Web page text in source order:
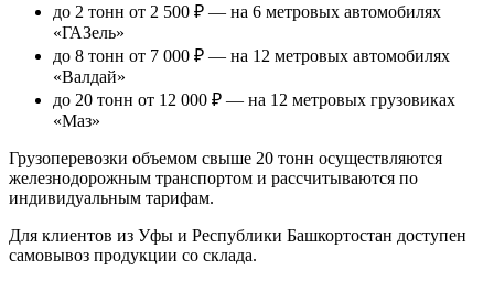
до 2 тонн от 2 500 ₽ — на 6 метровых автомобилях
«ГАЗель»
до 8 тонн от 7 000 ₽ — на 12 метровых автомобилях
«Валдай»
до 20 тонн от 12 000 ₽ — на 12 метровых грузовиках
«Маз»
Грузоперевозки объемом свыше 20 тонн осуществляются
железнодорожным транспортом и рассчитываются по
индивидуальным тарифам.
Для клиентов из Уфы и Республики Башкортостан доступен
самовывоз продукции со склада.